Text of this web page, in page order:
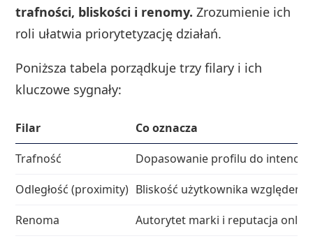
trafności, bliskości i renomy. Zrozumienie ich
roli ułatwia priorytetyzację działań.
Poniższa tabela porządkuje trzy filary i ich
kluczowe sygnały:
Filar
Co oznacza
Trafność
Dopasowanie profilu do intencji
Odległość (proximity) Bliskość użytkownika względem
Renoma
Autorytet marki i reputacja